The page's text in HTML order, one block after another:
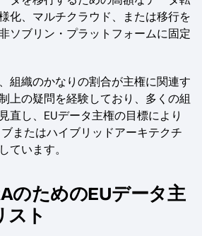
化、マルチクラウド、または移行を
ソブリン・プラットフォームに固定
組織のかなりの割合が主権に関連す
上の疑問を経験しており、多くの組
直し、EUデータ主権の目標により
またはハイブリッドアーキテクチ
ています。
のためのEUデータ主
スト